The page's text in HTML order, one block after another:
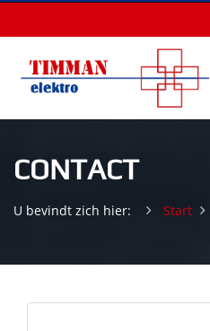
CONTACT
U bevindt zich hier: Start